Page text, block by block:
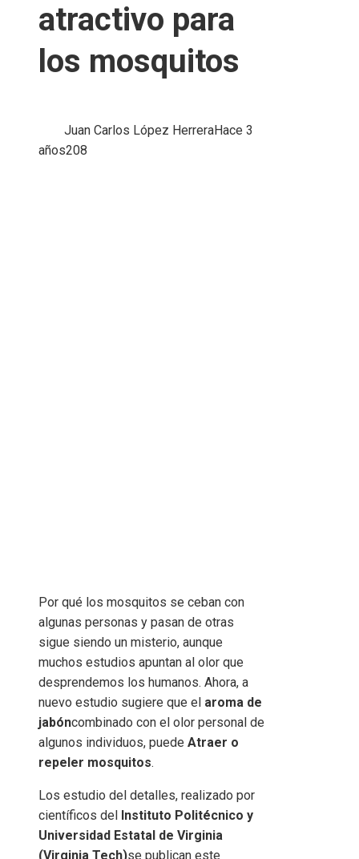
atractivo para
los mosquitos
Juan Carlos López HerreraHace 3
años208
Por qué los mosquitos se ceban con
algunas personas y pasan de otras
sigue siendo un misterio, aunque
muchos estudios apuntan al olor que
desprendemos los humanos. Ahora, a
nuevo estudio sugiere que el aroma de
jabóncombinado con el olor personal de
algunos individuos, puede Atraer o
repeler mosquitos.
Los estudio del detalles, realizado por
científicos del
Instituto Politécnico y
Universidad Estatal de Virginia
(Virginia Tech)se publican este